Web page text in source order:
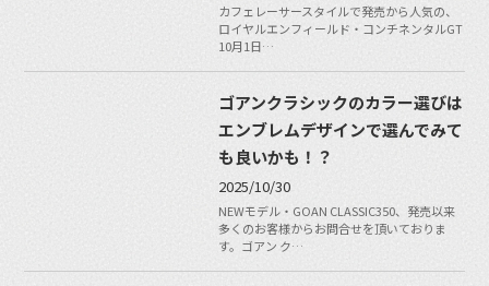
カフェレーサースタイルで発売から人気の、
ロイヤルエンフィールド・コンチネンタルGT
10月1日…
ゴアンクラシックのカラー選びは
エンブレムデザインで選んでみて
も良いかも！？
2025/10/30
NEWモデル・GOAN CLASSIC350、発売以来
多くのお客様からお問合せを頂いておりま
す。ゴアン ク…